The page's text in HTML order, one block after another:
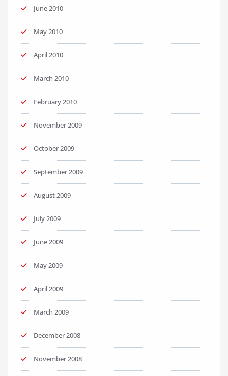
June 2010
May 2010
April 2010
March 2010
February 2010
November 2009
October 2009
September 2009
August 2009
July 2009
June 2009
May 2009
April 2009
March 2009
December 2008
November 2008